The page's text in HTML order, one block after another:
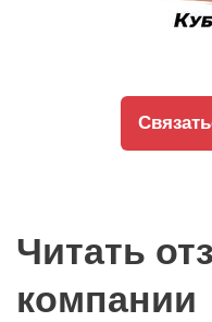
Читать
компании